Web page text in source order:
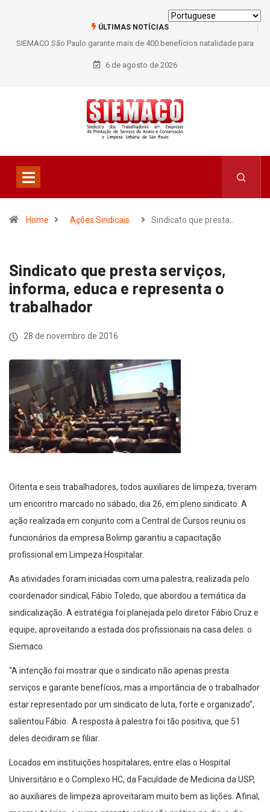
ÚLTIMAS NOTÍCIAS
SIEMACO São Paulo garante mais de 400 benefícios natalidade para
trabalhadores do Asseio em 2026
6 de agosto de 2026
Home Ações Sindicais Sindicato que presta…
Sindicato que presta serviços,
informa, educa e representa o
trabalhador
28 de novembro de 2016
Oitenta e seis trabalhadores, todos auxiliares de limpeza, tiveram
um encontro marcado no sábado, dia 26, em pleno sindicato. A
ação realizada em conjunto com a Central de Cursos reuniu os
funcionários da empresa Bolimp garantiu a capacitação
profissional em Limpeza Hospitalar.
As atividades foram iniciadas com uma palestra, realizada pelo
coordenador sindical, Fábio Toledo, que abordou a temática da
sindicalização. A estratégia foi planejada pelo diretor Fábio Cruz e
equipe, aproveitando a estada dos profissionais na casa deles: o
Siemaco.
“A intenção foi mostrar que o sindicato não apenas presta
serviços e garante benefícios, mas a importância de o trabalhador
estar representado por um sindicato de luta, forte e organizado”,
salientou Fábio. A resposta à palestra foi tão positiva, que 51
deles decidiram se filiar.
Locados em instituições hospitalares, entre elas o Hospital
Universitário e o Complexo HC, da Faculdade de Medicina da USP,
ao auxiliares de limpeza aproveitaram muito bem as lições. Afinal,